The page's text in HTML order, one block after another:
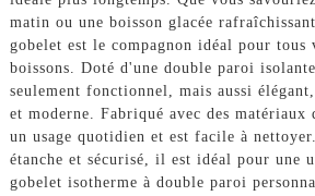
matin ou une boisson glacée
gobelet est le compagnon idéal pour tous
boissons. Doté d'une double paroi
seulement fonctionnel, mais aussi
et moderne. Fabriqué avec des matériaux
un usage quotidien et est facile à
étanche et sécurisé, il est idéal pour une
gobelet isotherme à double paroi